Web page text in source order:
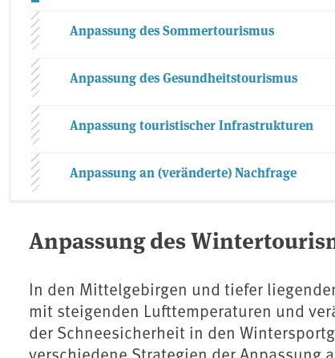
Anpassung des Sommertourismus
Anpassung des Gesundheitstourismus
Anpassung touristischer Infrastrukturen
Anpassung an (veränderte) Nachfrage
Anpassung des
In den Mittelgebirgen und tiefer
mit steigenden Lufttemperaturen und
der Schneesicherheit in den